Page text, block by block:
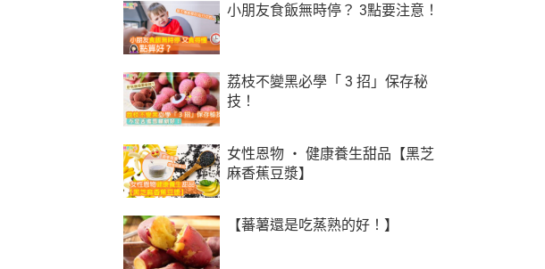
小朋友食飯無時停？ 3點要注意！
荔枝不變黑必學「 3 招」保存秘
技！
女性恩物 ‧ 健康養生甜品【黑芝
麻香蕉豆漿】
【蕃薯還是吃蒸熟的好！】